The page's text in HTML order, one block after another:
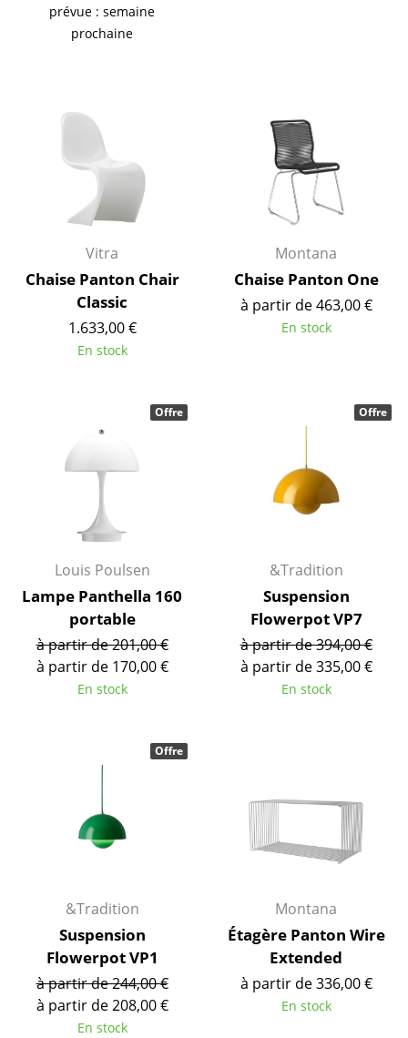
Meubles de bar
Pièces détachées
... voir tous les rangements
Luminaires
Lampes de table
Lampes de bureau
Lampadaires et Liseuses
Appliques murales
Luminaires d’extérieur
Lampes sans fil
... voir tous les luminaires
Lits doubles
Lits simples
Lits empilables
Tables de chevet et Accessoires de lit
Accessoires
Miroirs
Figurines & Miniatures
Vases
Plateaux
prévue : semaine
prochaine
Vitra
Chaise Panton Chair
Classic
1.633,00 €
En stock
Montana
Chaise Panton One
à partir de 463,00 €
En stock
Louis Poulsen
Lampe Panthella 160
portable
à partir de 201,00 €
à partir de 170,00 €
En stock
Offre
&Tradition
Suspension
Flowerpot VP7
à partir de 394,00 €
à partir de 335,00 €
En stock
Offre
&Tradition
Suspension
Flowerpot VP1
à partir de 244,00 €
à partir de 208,00 €
En stock
Offre
Montana
Étagère Panton Wire
Extended
à partir de 336,00 €
En stock